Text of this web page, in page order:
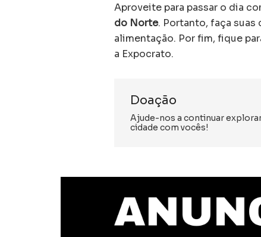
Aproveite para passar o dia
do Norte. Portanto, faça suas
alimentação. Por fim, fique
a Expocrato.
Doação
Ajude-nos a continuar
cidade com vocês!